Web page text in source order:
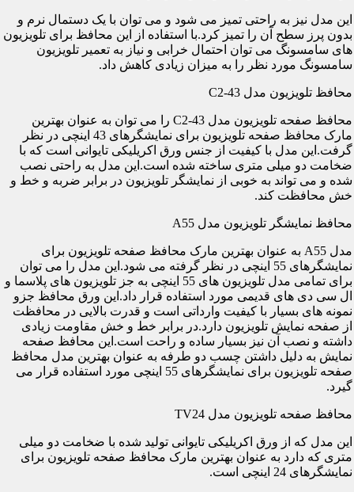
این مدل نیز به راحتی تمیز می شود و می توان با یک دستمال نرم و
بدون پرز سطح آن را تمیز کرد.با استفاده از این محافظ برای تلویزیون
های سامسونگ می توان احتمال خرابی و نیاز به تعمیر تلویزیون
سامسونگ مورد نظر را به میزان زیادی کاهش داد.
محافظ تلویزیون مدل C2-43
محافظ صفحه تلویزیون مدل C2-43 را می توان به عنوان بهترین
مارک محافظ صفحه تلویزیون برای نمایشگرهای 43 اینچی در نظر
گرفت.این مدل با کیفیت از جنس ورق اکریلیکی تایوانی است که با
ضخامت دو میلی متری ساخته شده است.این مدل به راحتی نصب
شده و می تواند به خوبی از نمایشگر تلویزیون در برابر ضربه و خط و
خش محافظت کند.
محافظ نمایشگر تلویزیون مدل A55
مدل A55 به عنوان بهترین مارک محافظ صفحه تلویزیون برای
نمایشگرهای 55 اینچی در نظر گرفته می شود.این مدل را می توان
برای تمامی مدل تلویزیون های 55 اینچی به جز تلویزیون های پلاسما و
ال سی دی های قدیمی مورد استفاده قرار داد.این ورق محافظ جزو
نمونه های بسیار با کیفیت وارداتی است و قدرت بالایی در محافظت
از صفحه نمایش تلویزیون دارد.در برابر خط و خش مقاومت زیادی
داشته و نصب آن نیز بسیار ساده و راحت است.این محافظ صفحه
نمایش به دلیل داشتن چسب دو طرفه به عنوان بهترین مدل محافظ
صفحه تلویزیون برای نمایشگرهای 55 اینچی مورد استفاده قرار می
گیرد.
محافظ صفحه تلویزیون مدل TV24
این مدل که از ورق اکریلیکی تایوانی تولید شده با ضخامت دو میلی
متری که دارد به عنوان بهترین مارک محافظ صفحه تلویزیون برای
نمایشگرهای 24 اینچی است.